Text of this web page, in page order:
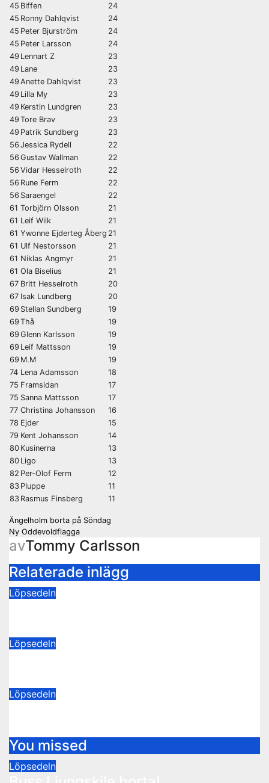
45 Biffen
24
45 Ronny Dahlqvist
24
45 Peter Bjurström
24
45 Peter Larsson
24
49 Lennart Z
23
49 Lane
23
49 Anette Dahlqvist
23
49 Lilla My
23
49 Kerstin Lundgren
23
49 Tore Brav
23
49 Patrik Sundberg
23
56 Jessica Rydell
22
56 Gustav Wallman
22
56 Vidar Hesselroth
22
56 Rune Ferm
22
56 Saraengel
22
61 Torbjörn Olsson
21
61 Leif Wiik
21
61 Ywonne Ejderteg Åberg 21
61 Ulf Nestorsson
21
61 Niklas Angmyr
21
61 Ola Biselius
21
67 Britt Hesselroth
20
67 Isak Lundberg
20
69 Stellan Sundberg
19
69 Thå
19
69 Glenn Karlsson
19
69 Leif Mattsson
19
69 M.M
19
74 Lena Adamsson
18
75 Framsidan
17
75 Sanna Mattsson
17
77 Christina Johansson
16
78 Ejder
15
79 Kent Johansson
14
80 Kusinerna
13
80 Ligo
13
82 Per-Olof Ferm
12
83 Pluppe
11
83 Rasmus Finsberg 11
Inläggsnavigering
Ängelholm borta på Söndag
Ny Oddevoldflagga
avTommy Carlsson
Relaterade inlägg
Löpsedeln
Löpsedeln
Löpsedeln
You missed
Löpsedeln